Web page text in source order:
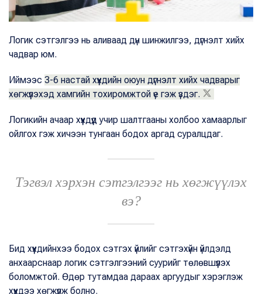
Логик сэтгэлгээ нь аливаад дүн шинжилгээ, дүгнэлт хийх
чадвар юм.
Иймээс 3-6 настай хүүхдийн оюун дүгнэлт хийх чадварыг
хөгжүүлэхэд хамгийн тохиромжтой үе гэж үздэг.
Логикийн ачаар хүүхдүүд учир шалтгааны холбоо хамаарлыг
ойлгох гэж хичээн тунгаан бодох аргад суралцдаг.
Тэгвэл хэрхэн сэтгэлгээг нь хөгжүүлэх
вэ?
Бид хүүхдийнхээ бодох сэтгэх үйлийг сэтгэхүйн үйлдэлд
анхаарснаар логик сэтгэлгээний суурийг төлөвшүүлэх
боломжтой. Өдөр тутамдаа дараах аргуудыг хэрэглэж
хүүхдээ хөгжүүлж болно.